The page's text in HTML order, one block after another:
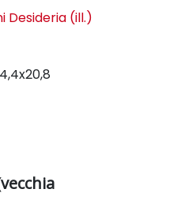
Desideria (ill.)